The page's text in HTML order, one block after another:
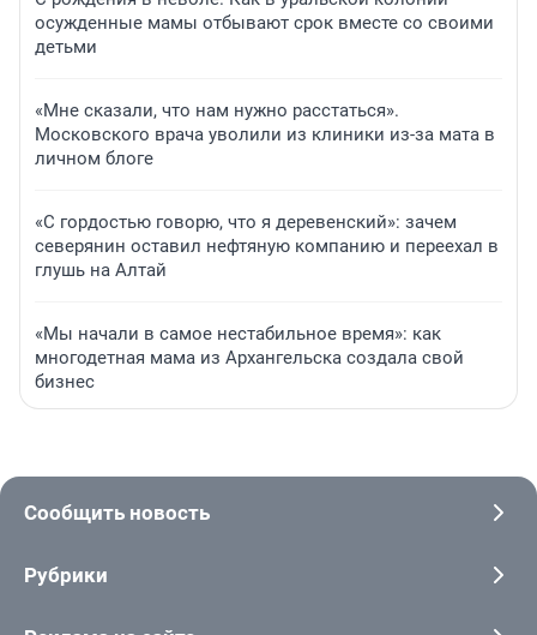
осужденные мамы отбывают срок вместе со своими
детьми
«Мне сказали, что нам нужно расстаться».
Московского врача уволили из клиники из-за мата в
личном блоге
«С гордостью говорю, что я деревенский»: зачем
северянин оставил нефтяную компанию и переехал в
глушь на Алтай
«Мы начали в самое нестабильное время»: как
многодетная мама из Архангельска создала свой
бизнес
Сообщить новость
Рубрики